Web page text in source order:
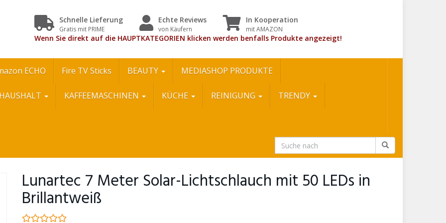
Schnelle Lieferung
Gratis mit PRIME
Echte Reviews
von Käufern
In Kooperation
mit AMAZON
Wenn Sie direkt auf die HAUPTKATEGORIEN klicken werden benfalls Produkte angezeigt!
ECHO Fire TV Sticks BEAUTY MEDIASHOP PRODUKTE
HAUSHALT KAFFEEMASCHINEN KÜCHE REINIGUNG TRENDY
Lunartec 7 Meter Solar-Lichtschlauch mit 50 LEDs in
Brillantweiß